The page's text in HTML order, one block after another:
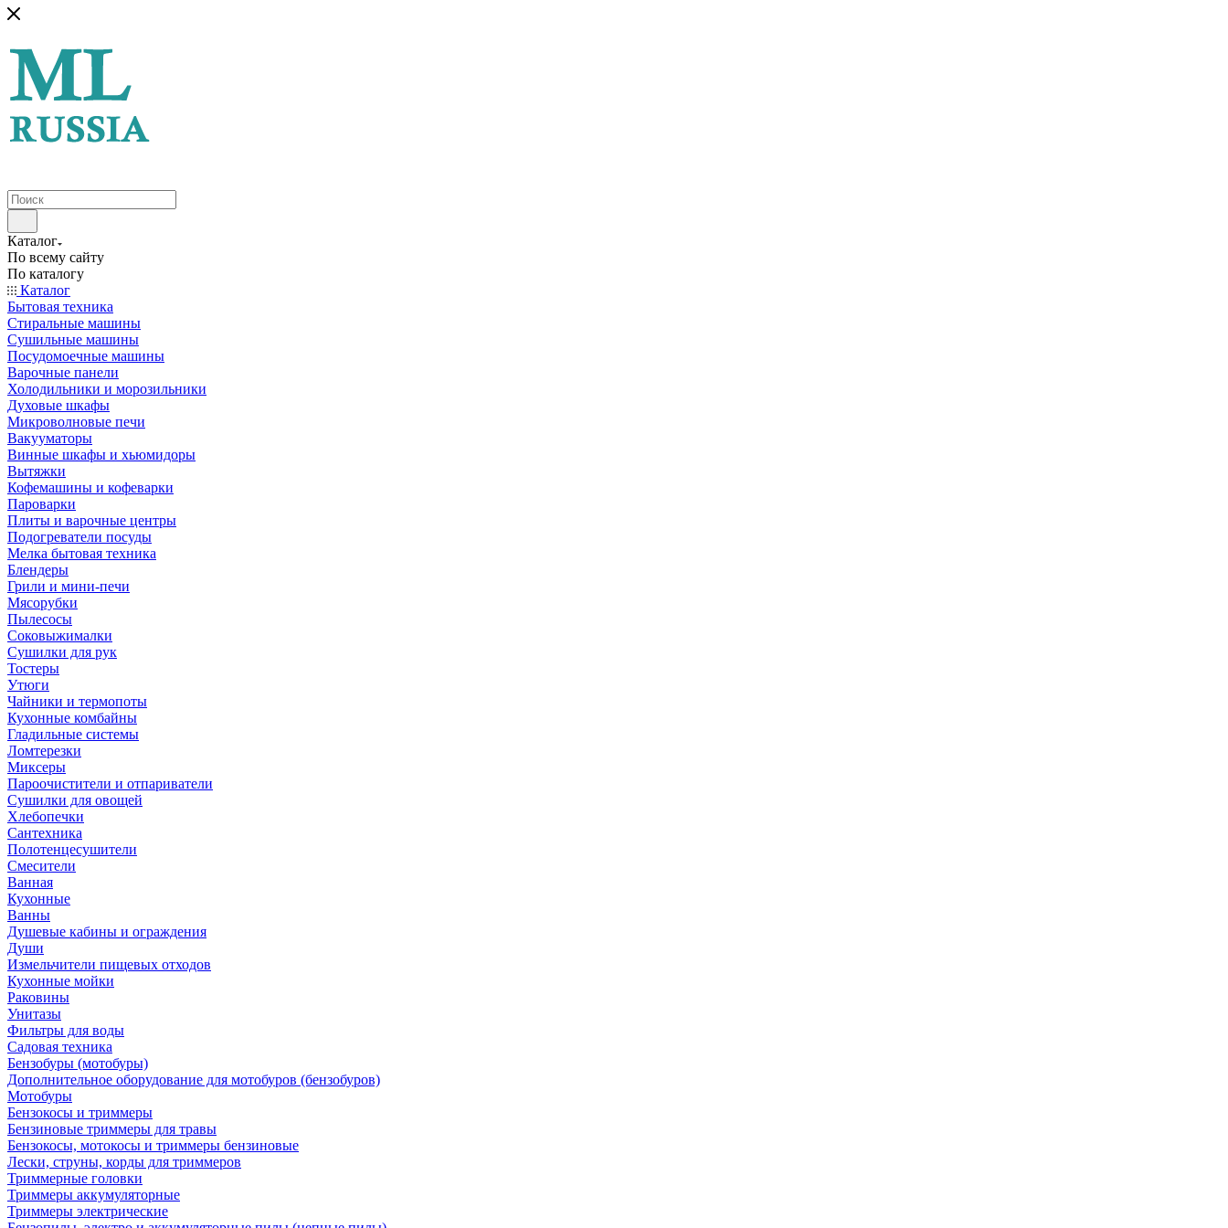
Каталог
По всему сайту
По каталогу
Каталог
Бытовая техника
Стиральные машины
Сушильные машины
Посудомоечные машины
Варочные панели
Холодильники и морозильники
Духовые шкафы
Микроволновые печи
Вакууматоры
Винные шкафы и хьюмидоры
Вытяжки
Кофемашины и кофеварки
Пароварки
Плиты и варочные центры
Подогреватели посуды
Мелка бытовая техника
Блендеры
Грили и мини-печи
Мясорубки
Пылесосы
Соковыжималки
Сушилки для рук
Тостеры
Утюги
Чайники и термопоты
Кухонные комбайны
Гладильные системы
Ломтерезки
Миксеры
Пароочистители и отпариватели
Сушилки для овощей
Хлебопечки
Сантехника
Полотенцесушители
Смесители
Ванная
Кухонные
Ванны
Душевые кабины и ограждения
Души
Измельчители пищевых отходов
Кухонные мойки
Раковины
Унитазы
Фильтры для воды
Садовая техника
Бензобуры (мотобуры)
Дополнительное оборудование для мотобуров (бензобуров)
Мотобуры
Бензокосы и триммеры
Бензиновые триммеры для травы
Бензокосы, мотокосы и триммеры бензиновые
Лески, струны, корды для триммеров
Триммерные головки
Триммеры аккумуляторные
Триммеры электрические